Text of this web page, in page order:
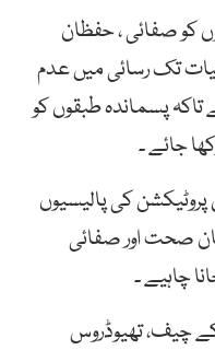
کو صفائی ، حفظان
تک رسائی میں عدم
پسماندہ طبقوں کو
جائے ۔
کی پالیسیوں
صحت اور صفائی
چاہیے ۔
چیف، تھیوڈروس